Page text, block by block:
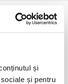
și
și pentru